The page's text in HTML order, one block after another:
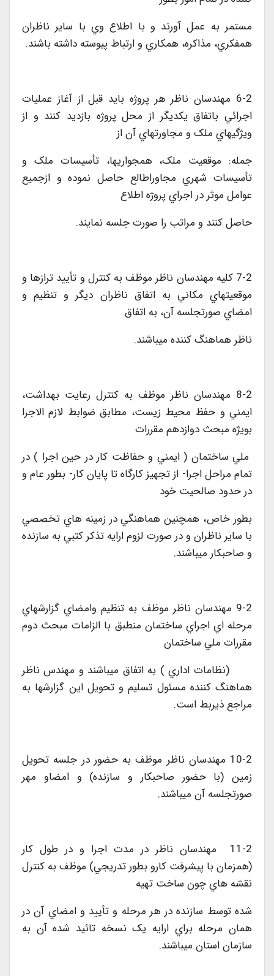
مستمر به عمل آورند و با اطلاع وي با ساير ناظران
همفکري، مذاکره، همکاري و ارتباط پيوسته داشته باشند.
6-2 مهندسان ناظر هر پروژه بايد قبل از آغاز عمليات
اجرائي باتفاق يکديگر از محل پروژه بازديد کنند و از
ويژگيهاي ملک و مجاورتهاي آن از
جمله: موقعيت ملک، همجواريها، تأسيسات ملک و
تأسيسات شهري مجاوراطالع حاصل نموده و ازجميع
عوامل موثر در اجراي پروژه اطلاع
حاصل کنند و مراتب را صورت جلسه نمايند.
7-2 کليه مهندسان ناظر موظف به کنترل و تأييد ترازها و
موقعيتهاي مکاني به اتفاق ناظران ديگر و تنظيم و
امضاي صورتجلسه آن، به اتفاق
ناظر هماهنگ کننده ميباشند.
8-2 مهندسان ناظر موظف به کنترل رعايت بهداشت،
ايمني و حفظ محيط زيست، مطابق ضوابط لازم الاجرا
بويژه مبحث دوازدهم مقررات
ملي ساختمان ( ايمني و حفاظت کار در حين اجرا ) در
تمام مراحل اجرا- از تجهيز کارگاه تا پايان کار- بطور عام و
در حدود صالحيت خود
بطور خاص، همچنين هماهنگي در زمينه هاي تخصصي
با ساير ناظران و در صورت لزوم ارايه تذکر کتبي به سازنده
و صاحبکار ميباشند.
9-2 مهندسان ناظر موظف به تنظيم وامضاي گزارشهاي
مرحله اي اجراي ساختمان منطبق با الزامات مبحث دوم
مقررات ملي ساختمان
(نظامات اداري ) به اتفاق ميباشند و مهندس ناظر
هماهنگ کننده مسئول تسليم و تحويل اين گزارشها به
مراجع ذيربط است.
10-2 مهندسان ناظر موظف به حضور در جلسه تحويل
زمين (با حضور صاحبکار و سازنده) و امضاو مهر
صورتجلسه آن ميباشند.
11-2 مهندسان ناظر در مدت اجرا و در طول کار
(همزمان با پيشرفت کارو بطور تدريجي) موظف به کنترل
نقشه هاي چون ساخت تهيه
شده توسط سازنده در هر مرحله و تأييد و امضاي آن در
همان مرحله براي ارايه يک نسخه تائيد شده آن به
سازمان استان ميباشند.